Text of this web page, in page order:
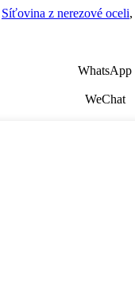
Síťovina z nerezové oceli,
WhatsApp
WeChat